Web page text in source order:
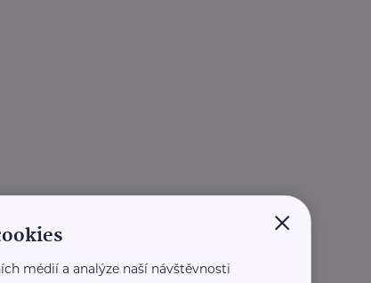
×
médií a analýze naší návštěvnosti